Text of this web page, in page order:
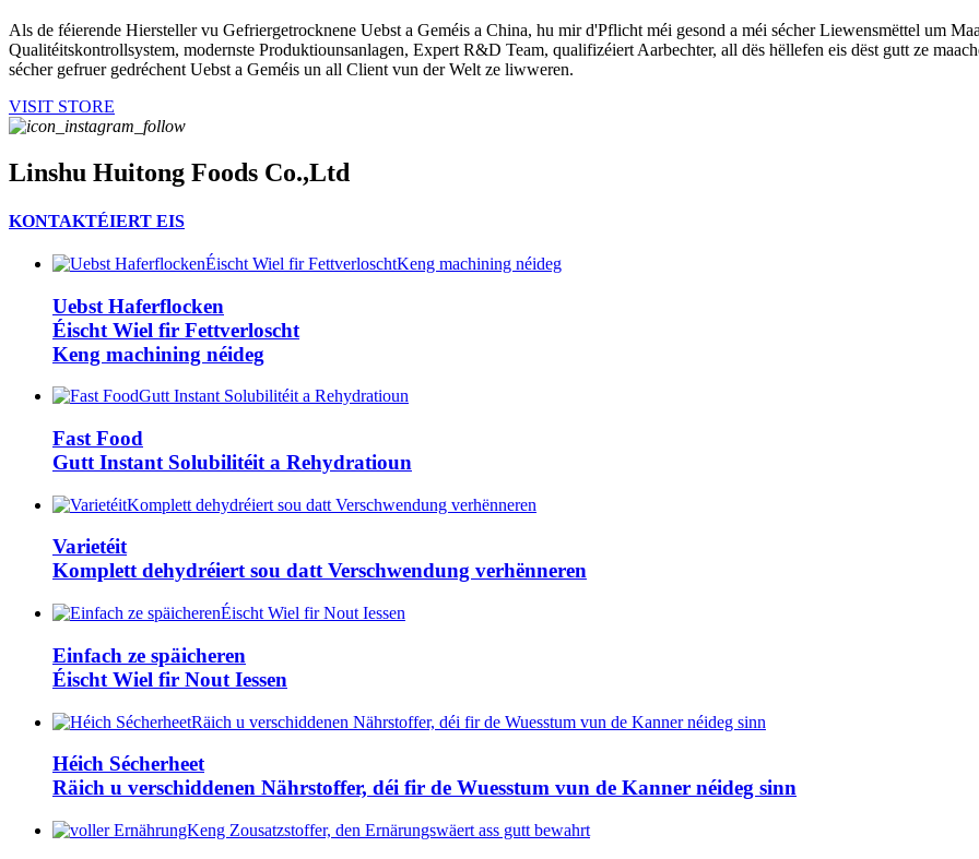
Als de féierende Hiersteller vu Gefriergetrocknene Uebst a Geméis a China, hu mir d'Pflicht méi gesond a méi sécher Liewensmëttel um
Qualitéitskontrollsystem, modernste Produktiounsanlagen, Expert R&D Team, qualifizéiert Aarbechter, all dës hëllefen eis dëst gutt ze
sécher gefruer gedréchent Uebst a Geméis un all Client vun der Welt ze liwweren.
VISIT STORE
Linshu Huitong Foods Co.,Ltd
KONTAKTÉIERT EIS
Uebst Haferflocken
Éischt Wiel fir Fettverloscht
Keng machining néideg
Fast Food
Gutt Instant Solubilitéit a Rehydratioun
Varietéit
Komplett dehydréiert sou datt Verschwendung verhënneren
Einfach ze späicheren
Éischt Wiel fir Nout Iessen
Héich Sécherheet
Räich u verschiddenen Nährstoffer, déi fir de Wuesstum vun de Kanner néideg sinn